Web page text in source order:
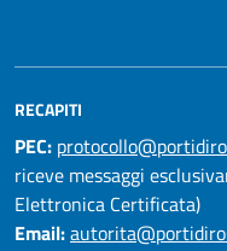
RECAPITI
PEC:
riceve messaggi
Elettronica Certificata)
Email: